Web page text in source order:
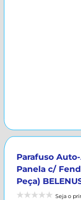
Parafuso
Panela c/
Peça)
Seja o